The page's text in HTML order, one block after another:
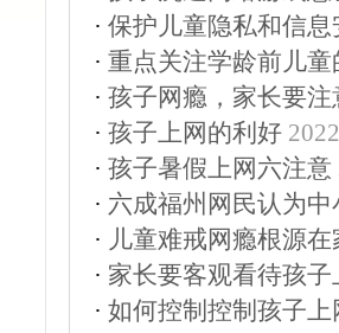
· 保护儿童隐私和信息
· 重点关注学龄前儿
· 孩子网瘾，家长要注
· 孩子上网的利好
· 孩子暑假上网六注意
· 六成福州网民认为
· 儿童难戒网瘾根源
· 家长要客观看待孩子
· 如何控制控制孩子